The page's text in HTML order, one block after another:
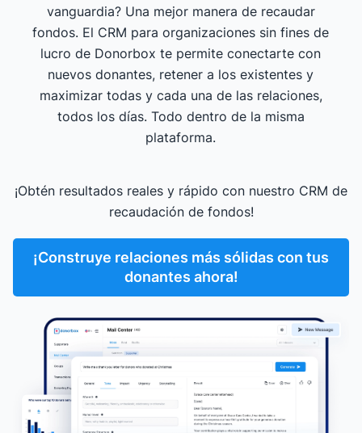
vanguardia? Una mejor manera de recaudar
fondos. El CRM para organizaciones sin fines de
lucro de Donorbox te permite conectarte con
nuevos donantes, retener a los existentes y
maximizar todas y cada una de las relaciones,
todos los días. Todo dentro de la misma
plataforma.
¡Obtén resultados reales y rápido con nuestro CRM de
recaudación de fondos!
¡Construye relaciones más sólidas con tus
donantes ahora!